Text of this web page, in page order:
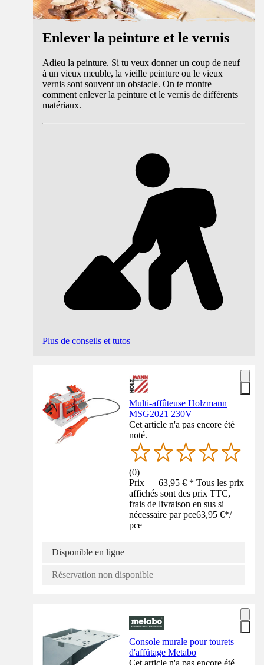
Enlever la peinture et le vernis
Adieu la peinture. Si tu veux donner un coup de neuf
à un vieux meuble, la vieille peinture ou le vieux
vernis sont souvent un obstacle. On te montre
comment enlever la peinture et le vernis de différents
matériaux.
Plus de conseils et tutos
Multi-affûteuse Holzmann
MSG2021 230V
Cet article n'a pas encore été
noté.
(0)
Prix — 63,95 € * Tous les prix
affichés sont des prix TTC,
frais de livraison en sus si
nécessaire par pce63,95 €*/
pce
Disponible en ligne
Réservation non disponible
Console murale pour tourets
d'affûtage Metabo
Cet article n'a pas encore été